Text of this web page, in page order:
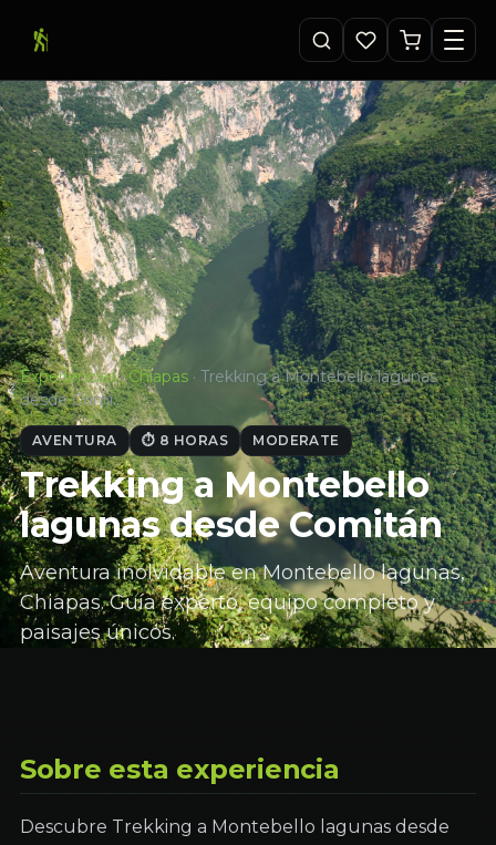
Experiencias · Chiapas · Trekking a Montebello lagunas
desde Comi…
AVENTURA ⏱ 8 HORAS MODERATE
Trekking a Montebello
lagunas desde Comitán
Aventura inolvidable en Montebello lagunas,
Chiapas. Guía experto, equipo completo y
paisajes únicos.
Sobre esta experiencia
Descubre Trekking a Montebello lagunas desde